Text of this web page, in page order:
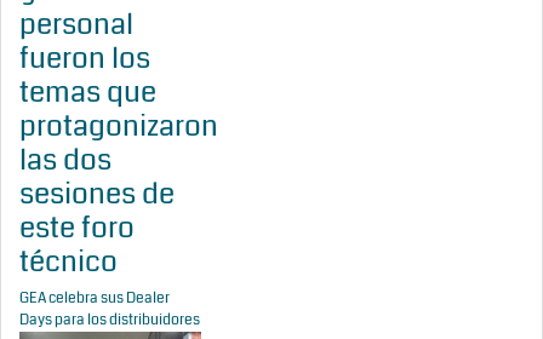
personal
fueron los
temas que
protagonizaron
las dos
sesiones de
este foro
técnico
GEA celebra sus Dealer
Days para los distribuidores